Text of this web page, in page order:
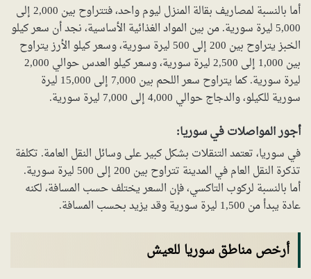
أما بالنسبة لمصاريف بقالة المنزل ليوم واحد، فتتراوح بين 2,000 إلى
5,000 ليرة سورية. من بين المواد الغذائية الأساسية، نجد أن سعر كيلو
الخبز يتراوح بين 200 إلى 500 ليرة سورية، وسعر كيلو الأرز يتراوح
بين 1,000 إلى 2,500 ليرة سورية، وسعر كيلو العدس حوالي 2,000
ليرة سورية. كما يتراوح سعر اللحم بين 7,000 إلى 15,000 ليرة
سورية للكيلو، والدجاج حوالي 4,000 إلى 7,000 ليرة سورية.
أجور المواصلات في سوريا:
في سوريا، تعتمد التنقلات بشكل كبير على وسائل النقل العامة. تكلفة
تذكرة النقل العام في المدينة تتراوح بين 200 إلى 500 ليرة سورية.
أما بالنسبة لركوب التاكسي، فإن السعر يختلف حسب المسافة، لكنه
عادة يبدأ من 1,500 ليرة سورية وقد يزيد بحسب المسافة.
أرخص مناطق سوريا للعيش